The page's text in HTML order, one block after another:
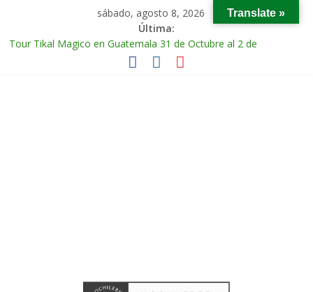
sábado, agosto 8, 2026
Última:
Tour Tikal Magico en Guatemala 31 de Octubre al 2 de
Translate »